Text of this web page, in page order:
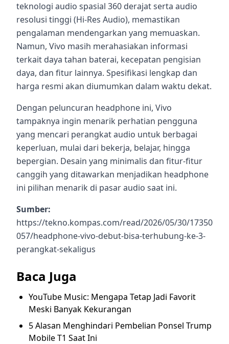
teknologi audio spasial 360 derajat serta audio
resolusi tinggi (Hi-Res Audio), memastikan
pengalaman mendengarkan yang memuaskan.
Namun, Vivo masih merahasiakan informasi
terkait daya tahan baterai, kecepatan pengisian
daya, dan fitur lainnya. Spesifikasi lengkap dan
harga resmi akan diumumkan dalam waktu dekat.
Dengan peluncuran headphone ini, Vivo
tampaknya ingin menarik perhatian pengguna
yang mencari perangkat audio untuk berbagai
keperluan, mulai dari bekerja, belajar, hingga
bepergian. Desain yang minimalis dan fitur-fitur
canggih yang ditawarkan menjadikan headphone
ini pilihan menarik di pasar audio saat ini.
Sumber:
https://tekno.kompas.com/read/2026/05/30/17350
057/headphone-vivo-debut-bisa-terhubung-ke-3-
perangkat-sekaligus
Baca Juga
YouTube Music: Mengapa Tetap Jadi Favorit
Meski Banyak Kekurangan
5 Alasan Menghindari Pembelian Ponsel Trump
Mobile T1 Saat Ini